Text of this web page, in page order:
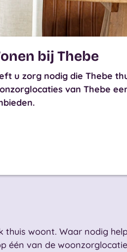
bij Thebe
u zorg nodig die Thebe
van Thebe
woont. Waar nodig
één van de